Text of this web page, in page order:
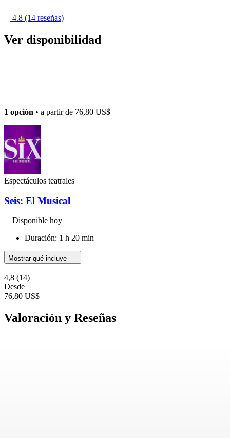
4.8 (14 reseñas)
Ver disponibilidad
1 opción • a partir de 76,80 US$
Espectáculos teatrales
Seis: El Musical
Disponible hoy
Duración: 1 h 20 min
Mostrar qué incluye
4,8 (14)
Desde
76,80 US$
Valoración y Reseñas